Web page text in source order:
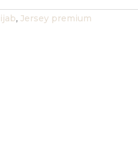
, Jersey premium